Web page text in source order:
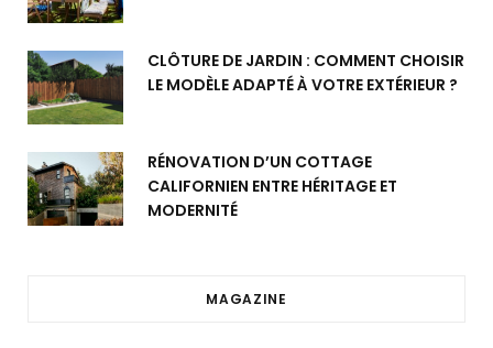
CLÔTURE DE JARDIN : COMMENT CHOISIR
LE MODÈLE ADAPTÉ À VOTRE EXTÉRIEUR ?
RÉNOVATION D’UN COTTAGE
CALIFORNIEN ENTRE HÉRITAGE ET
MODERNITÉ
MAGAZINE